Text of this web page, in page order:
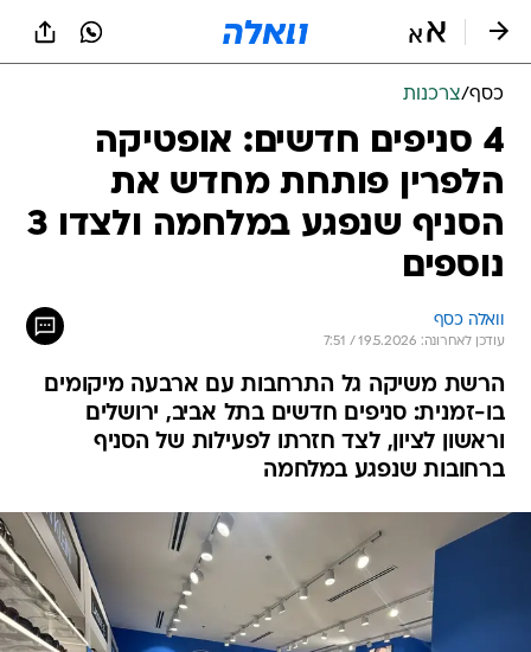
כסף/צרכנות
4 סניפים חדשים: אופטיקה
הלפרין פותחת מחדש את
הסניף שנפגע במלחמה ולצדו 3
נוספים
וואלה כסף
עודכן לאחרונה: 19.5.2026 / 7:51
הרשת משיקה גל התרחבות עם ארבעה מיקומים
בו-זמנית: סניפים חדשים בתל אביב, ירושלים
וראשון לציון, לצד חזרתו לפעילות של הסניף
ברחובות שנפגע במלחמה